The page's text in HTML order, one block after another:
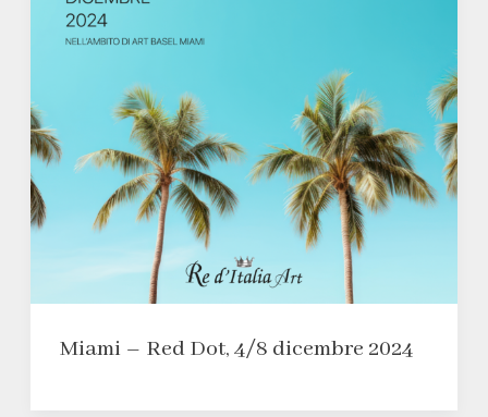
Miami – Red Dot, 4/8 dicembre 2024